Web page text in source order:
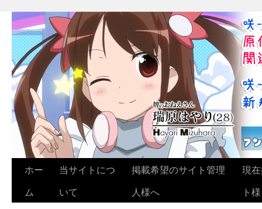
ホー
ム
当サイトにつ
いて
掲載希望のサイト管理
人様へ
現
ト様